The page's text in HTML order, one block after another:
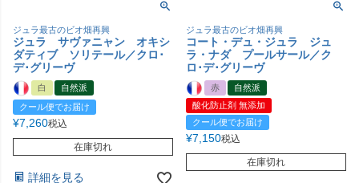
ジュラ最古のビオ畑再興
ジュラ サヴァニャン オキシ
ダティブ ソリテール／クロ･
デ･グリーヴ
白
自然派
クール便でお届け
¥7,260税込
在庫切れ
詳細を見る
ジュラ最古のビオ畑再興
コート・デュ・ジュラ ジュ
ラ・ナダ プールサール／ク
ロ･デ･グリーヴ
赤
自然派
酸化防止剤 無添加
クール便でお届け
¥7,150税込
在庫切れ